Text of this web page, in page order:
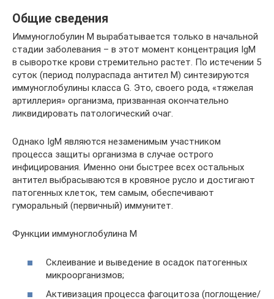
Общие сведения
Иммуноглобулин М вырабатывается только в начальной
стадии заболевания – в этот момент концентрация IgM
в сыворотке крови стремительно растет. По истечении 5
суток (период полураспада антител М) синтезируются
иммуноглобулины класса G. Это, своего рода, «тяжелая
артиллерия» организма, призванная окончательно
ликвидировать патологический очаг.
Однако IgМ являются незаменимым участником
процесса защиты организма в случае острого
инфицирования. Именно они быстрее всех остальных
антител выбрасываются в кровяное русло и достигают
патогенных клеток, тем самым, обеспечивают
гуморальный (первичный) иммунитет.
Функции иммуноглобулина М
Склеивание и выведение в осадок патогенных
микроорганизмов;
Активизация процесса фагоцитоза (поглощение/